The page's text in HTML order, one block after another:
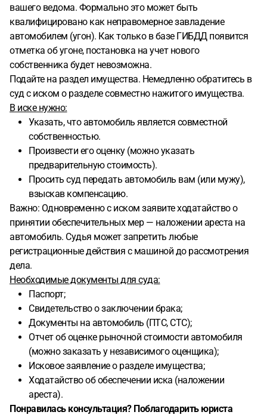
вашего ведома. Формально это может быть
квалифицировано как неправомерное завладение
автомобилем (угон). Как только в базе ГИБДД появится
отметка об угоне, постановка на учет нового
собственника будет невозможна.
Подайте на раздел имущества. Немедленно обратитесь в
суд с иском о разделе совместно нажитого имущества.
В иске нужно:
Указать, что автомобиль является совместной
собственностью.
Произвести его оценку (можно указать
предварительную стоимость).
Просить суд передать автомобиль вам (или мужу),
взыскав компенсацию.
Важно: Одновременно с иском заявите ходатайство о
принятии обеспечительных мер — наложении ареста на
автомобиль. Судья может запретить любые
регистрационные действия с машиной до рассмотрения
дела.
Необходимые документы для суда:
Паспорт;
Свидетельство о заключении брака;
Документы на автомобиль (ПТС, СТС);
Отчет об оценке рыночной стоимости автомобиля
(можно заказать у независимого оценщика);
Исковое заявление о разделе имущества;
Ходатайство об обеспечении иска (наложении
ареста).
Понравилась консультация? Поблагодарить юриста